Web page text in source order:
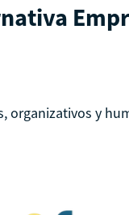
organizativos y